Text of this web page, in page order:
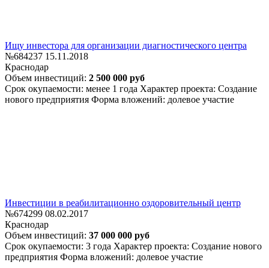
Ищу инвестора для организации диагностического центра
№684237 15.11.2018
Краснодар
Объем инвестиций: 2 500 000 руб
Срок окупаемости: менее 1 года Характер проекта: Создание
нового предприятия Форма вложений: долевое участие
Инвестиции в реабилитационно оздоровительный центр
№674299 08.02.2017
Краснодар
Объем инвестиций: 37 000 000 руб
Срок окупаемости: 3 года Характер проекта: Создание нового
предприятия Форма вложений: долевое участие